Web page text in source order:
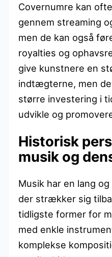
Covernumre kan
gennem streaming
men de kan også
royalties og
give kunstnere en
indtægterne, men
større investering i
udvikle og
Historisk
musik og
Musik har en lang
der strækker sig
tidligste former for
med enkle
komplekse